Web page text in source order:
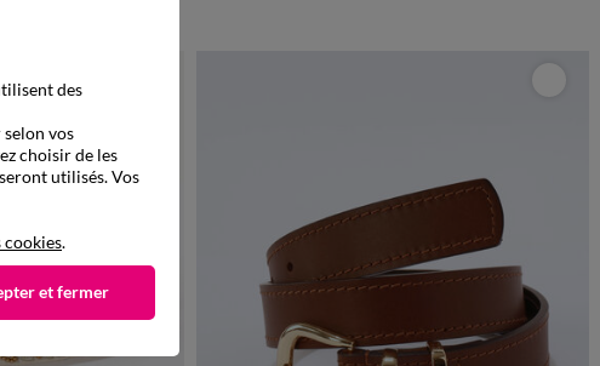
des
vos
choisir de les
utilisés. Vos
cookies.
et fermer